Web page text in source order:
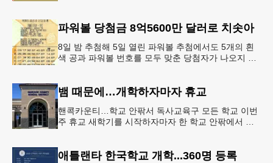
파워볼 당첨금 8억5600만 달러로 치솟아
8일 밤 추첨해 5일 열린 파워볼 추첨에서도 5개의 흰
색 공과 파워볼 번호를 모두 맞춘 당첨자가 나오지 않
뱀 때문에…개학하자마자 휴교
핸콕카운티…학교 안팎서 독사교육구 모든 학교 이번
주 휴교 새학기를 시작하자마자 한 학교 안팎에서 잇
애틀랜타 한국학교 개학...360명 등록